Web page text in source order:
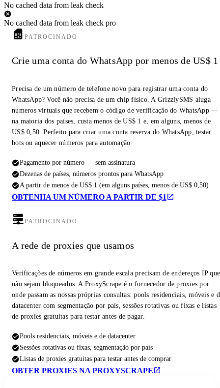
No cached data from leak check
No cached data from leak check pro
PATROCINADO
Crie uma conta do WhatsApp por menos de US$ 1
Precisa de um número de telefone novo para registrar uma conta do
WhatsApp? Você não precisa de um chip físico. A GrizzlySMS aluga
números virtuais que recebem o código de verificação do WhatsApp —
na maioria dos países, custa menos de US$ 1 e, em alguns, menos de
US$ 0,50. Perfeito para criar uma conta reserva do WhatsApp, testar
bots ou aquecer números para automação.
Pagamento por número — sem assinatura
Dezenas de países, números prontos para WhatsApp
A partir de menos de US$ 1 (em alguns países, menos de US$ 0,50)
OBTENHA UM NÚMERO A PARTIR DE $1
PATROCINADO
A rede de proxies que usamos
Verificações de números em grande escala precisam de endereços IP que
não sejam bloqueados. A ProxyScrape é o fornecedor de proxies por
onde passam as nossas próprias consultas: pools residenciais, móveis e
datacenter com segmentação por país, sessões rotativas ou fixas e listas
de proxies gratuitas para testar antes de pagar.
Pools residenciais, móveis e de datacenter
Sessões rotativas ou fixas, segmentação por país
Listas de proxies gratuitas para testar antes de comprar
OBTER PROXIES NA PROXYSCRAPE